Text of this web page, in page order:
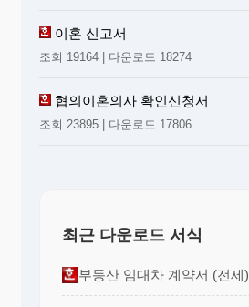
이혼 신고서
조회 19164 | 다운로드 18274
협의이혼의사 확인신청서
조회 23895 | 다운로드 17806
최근 다운로드 서식
부동산 임대차 계약서 (전세)